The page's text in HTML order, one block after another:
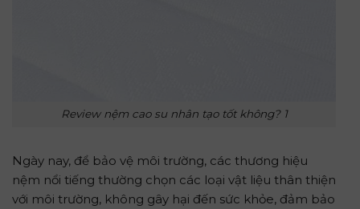
Review nệm cao su nhân tạo tốt không? 1
Ngày nay, để bảo vệ môi trường, các thương hiệu
nệm nổi tiếng thường chọn các loại vật liệu thân thiện
với môi trường, không gây hại đến sức khỏe, đảm bảo